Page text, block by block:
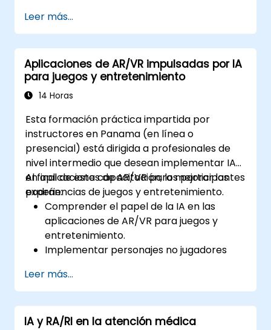
personalizados mediante IA.
Evaluar las preocupaciones éticas y de
privacidad de la IA en la educación.
Leer más...
Aplicaciones de AR/VR impulsadas por IA
para juegos y entretenimiento
14 Horas
Esta formación práctica impartida por
instructores en Panama (en línea o
presencial) está dirigida a profesionales de
nivel intermedio que desean implementar IA
en aplicaciones de AR/VR para mejorar las
experiencias de juegos y entretenimiento.
Al final de esta capacitación, los participantes
podrán:
Comprender el papel de la IA en las
aplicaciones de AR/VR para juegos y
entretenimiento.
Implementar personajes no jugadores
inmersivos.
Crear experiencias de usuario
personalizadas con algoritmos de IA.
Desarrollar sistemas de juegos de AR/VR
Leer más...
IA y RA/RI en la atención médica